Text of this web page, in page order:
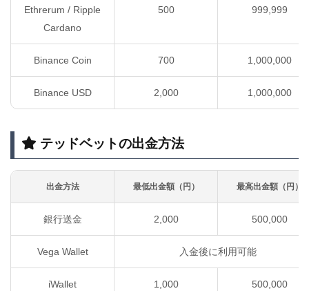
Ethrerum / Ripple
Cardano
500 999,999
Binance Coin 700 1,000,000
Binance USD 2,000 1,000,000
テッドベットの出金方法
出金方法 最低出金額（円） 最高出金額（円）
銀行送金 2,000 500,000
Vega Wallet 入金後に利用可能
iWallet 1,000 500,000